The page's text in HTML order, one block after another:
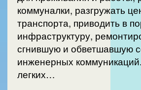
коммуналки, разгружать
транспорта, приводить в
инфраструктуру,
сгнившую и обветшавшую
инженерных
легких…